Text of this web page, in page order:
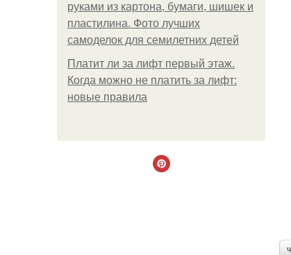
руками из картона, бумаги, шишек и
пластилина. Фото лучших
самоделок для семилетних детей
Платит ли за лифт первый этаж.
Когда можно не платить за лифт:
новые правила